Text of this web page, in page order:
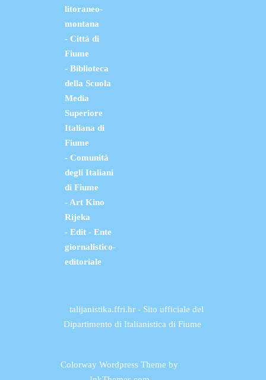
litoraneo-
montana
- Città di
Fiume
- Biblioteca
della Scuola
Media
Superiore
Italiana di
Fiume
- Comunità
degli Italiani
di Fiume
- Art Kino
Rijeka
- Edit - Ente
giornalistico-
editoriale
talijanistika.ffri.hr - Sito ufficiale del
Dipartimento di Italianistica di Fiume
Colorway Wordpress Theme by